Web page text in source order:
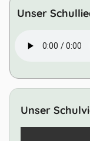
Unser
Unser